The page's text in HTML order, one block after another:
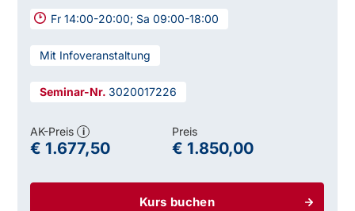
Fr 14:00-20:00; Sa 09:00-18:00
Mit Infoveranstaltung
3020017226
Kurs buchen
AK-Preis i
€ 1.677,50
Preis
€ 1.850,00